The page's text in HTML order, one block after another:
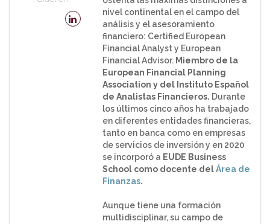
nivel continental en el campo del
análisis y el asesoramiento
financiero: Certified European
Financial Analyst y European
Financial Advisor. Miembro de la
European Financial Planning
Association y del Instituto Español
de Analistas Financieros. Durante
los últimos cinco años ha trabajado
en diferentes entidades financieras,
tanto en banca como en empresas
de servicios de inversión y en 2020
se incorporó a EUDE Business
School como docente delÁrea de
Finanzas.
Aunque tiene una formación
multidisciplinar, su campo de